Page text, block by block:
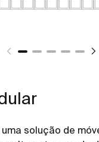
solução de